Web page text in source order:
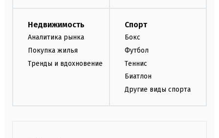
Недвижимость
Аналитика рынка
Покупка жилья
Тренды и вдохновение
Спорт
Бокс
Футбол
Теннис
Биатлон
Другие виды спорта